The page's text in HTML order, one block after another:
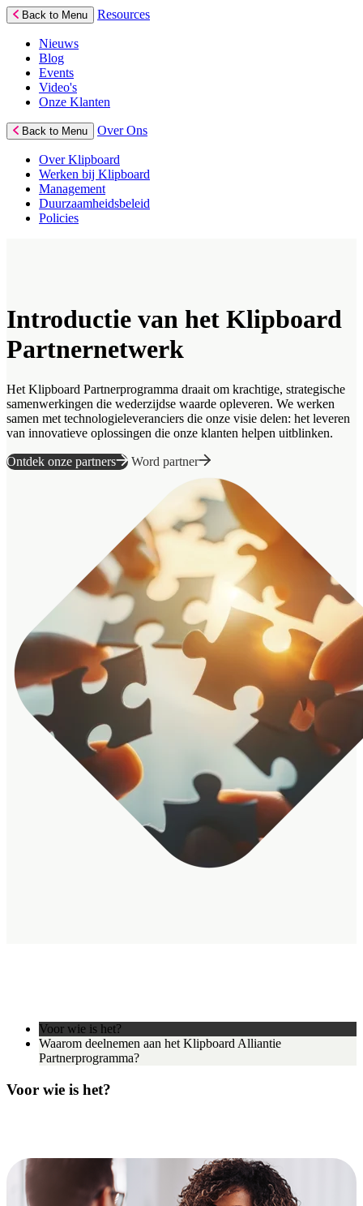
Back to Menu Resources
Nieuws
Blog
Events
Video's
Onze Klanten
Back to Menu Over Ons
Over Klipboard
Werken bij Klipboard
Management
Duurzaamheidsbeleid
Policies
Introductie van het Klipboard
Partnernetwerk
Het Klipboard Partnerprogramma draait om krachtige, strategische
samenwerkingen die wederzijdse waarde opleveren. We werken
samen met technologieleveranciers die onze visie delen: het leveren
van innovatieve oplossingen die onze klanten helpen uitblinken.
Ontdek onze partners Word partner
Voor wie is het?
Waarom deelnemen aan het Klipboard Alliantie
Partnerprogramma?
Voor wie is het?